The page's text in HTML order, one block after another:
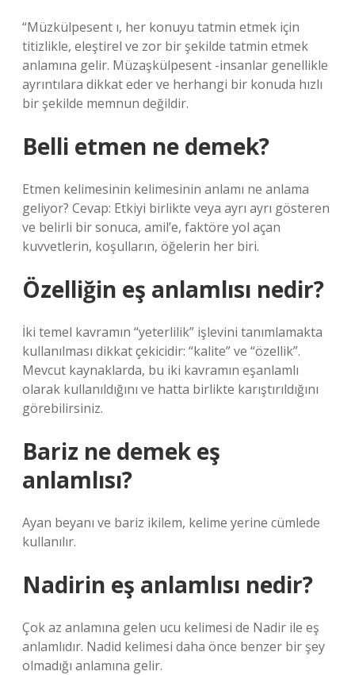
“Müzkülpesent ı, her konuyu tatmin etmek için
titizlikle, eleştirel ve zor bir şekilde tatmin etmek
anlamına gelir. Müzaşkülpesent -insanlar genellikle
ayrıntılara dikkat eder ve herhangi bir konuda hızlı
bir şekilde memnun değildir.
Belli etmen ne demek?
Etmen kelimesinin kelimesinin anlamı ne anlama
geliyor? Cevap: Etkiyi birlikte veya ayrı ayrı gösteren
ve belirli bir sonuca, amil’e, faktöre yol açan
kuvvetlerin, koşulların, öğelerin her biri.
Özelliğin eş anlamlısı nedir?
İki temel kavramın “yeterlilik” işlevini tanımlamakta
kullanılması dikkat çekicidir: “kalite” ve “özellik”.
Mevcut kaynaklarda, bu iki kavramın eşanlamlı
olarak kullanıldığını ve hatta birlikte karıştırıldığını
görebilirsiniz.
Bariz ne demek eş
anlamlısı?
Ayan beyanı ve bariz ikilem, kelime yerine cümlede
kullanılır.
Nadirin eş anlamlısı nedir?
Çok az anlamına gelen ucu kelimesi de Nadir ile eş
anlamlıdır. Nadid kelimesi daha önce benzer bir şey
olmadığı anlamına gelir.